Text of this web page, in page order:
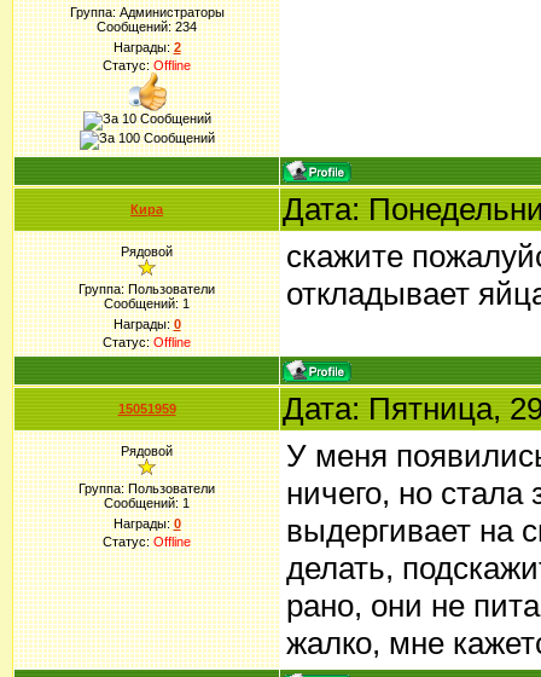
Группа: Администраторы
Сообщений:234
Награды:2
Статус:Offline
Кира Дата:
Рядовой
Группа: Пользователи
Сообщений:1
Награды:0
Статус:Offline
скажите
откладывает
15051959 Дата: Пятница,
Рядовой
Группа: Пользователи
Сообщений:1
Награды:0
Статус:Offline
У меня
ничего, но
выдергивает на
делать,
рано, они не
жалко, мне